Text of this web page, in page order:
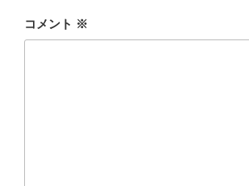
コメント ※